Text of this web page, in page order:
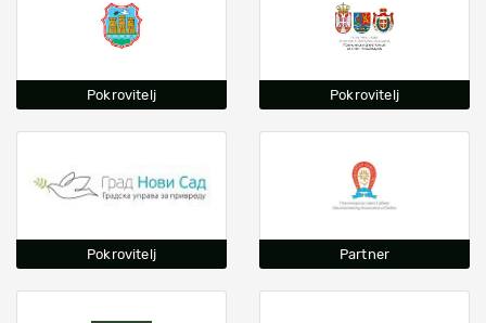
Pokrovitelj Pokrovitelj
Pokrovitelj Partner